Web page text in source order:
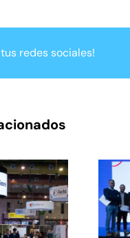
redes sociales!